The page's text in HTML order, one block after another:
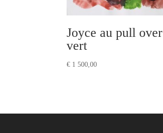
Joyce au pull over
vert
€ 1 500,00